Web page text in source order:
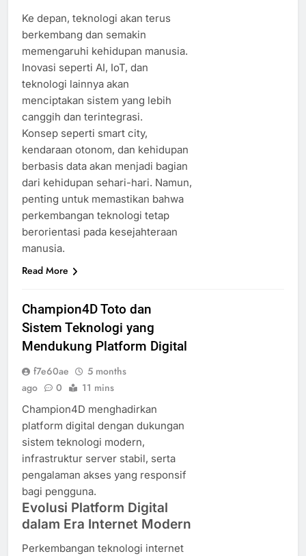
Ke depan, teknologi akan terus
berkembang dan semakin
memengaruhi kehidupan manusia.
Inovasi seperti AI, IoT, dan
teknologi lainnya akan
menciptakan sistem yang lebih
canggih dan terintegrasi.
Konsep seperti smart city,
kendaraan otonom, dan kehidupan
berbasis data akan menjadi bagian
dari kehidupan sehari-hari. Namun,
penting untuk memastikan bahwa
perkembangan teknologi tetap
berorientasi pada kesejahteraan
manusia.
Read More
Champion4D Toto dan
Sistem Teknologi yang
Mendukung Platform Digital
f7e60ae
5 months
ago
0 11 mins
Champion4D menghadirkan
platform digital dengan dukungan
sistem teknologi modern,
infrastruktur server stabil, serta
pengalaman akses yang responsif
bagi pengguna.
Evolusi Platform Digital
dalam Era Internet Modern
Perkembangan teknologi internet